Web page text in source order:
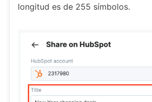
longitud es de 255 símbolos.